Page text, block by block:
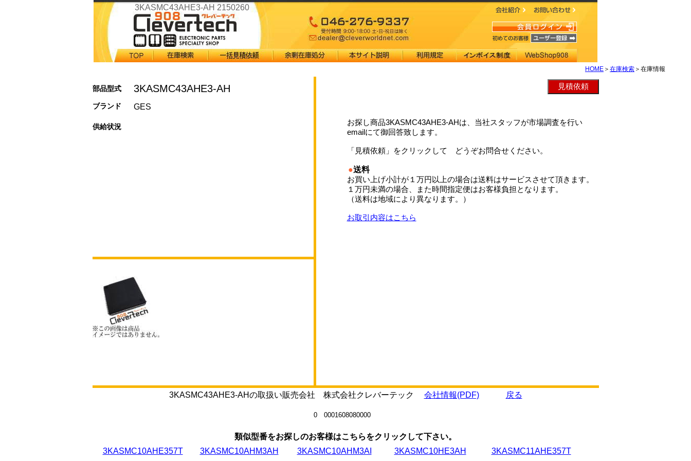
3KASMC43AHE3-AH 2150260
HOME ＞ 在庫検索 ＞在庫情報
部品型式 3KASMC43AHE3-AH
ブランド GES
供給状況
お探し商品3KASMC43AHE3-AHは、当社スタッフが市場調査を行い
emailにて御回答致します。
「見積依頼」をクリックして どうぞお問合せください。
●送料
お買い上げ小計が１万円以上の場合は送料はサービスさせて頂きます。
１万円未満の場合、また時間指定便はお客様負担となります。
（送料は地域により異なります。）
お取引内容はこちら
3KASMC43AHE3-AHの取扱い販売会社 株式会社クレバーテック 会社情報(PDF) 戻る
0 0001608080000
類似型番をお探しのお客様はこちらをクリックして下さい。
3KASMC10AHE357T
3KASMC10AHM3AH 3KASMC10AHM3AI 3KASMC10HE3AH 3KASMC11AHE357T